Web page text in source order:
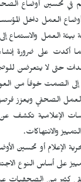
تحسين أوضاع
أوضاع العمل داخل
العمل والاستماع
أكدت على ضرورة
حتى لا يتعرضن
خوفاً من
الصحفي ويعزز فرصهن
الإعلامية تكشف عن
والانتهاكات.
أو تحسين
على أساس النوع